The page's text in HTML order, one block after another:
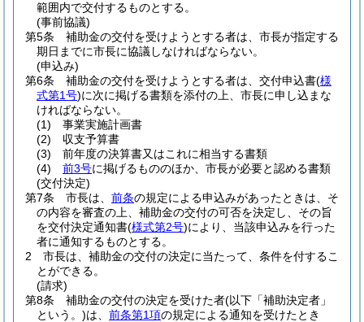
範囲内で交付するものとする。
(事前協議)
第5条
補助金の交付を受けようとする者は、市長が指定する
期日までに市長に協議しなければならない。
(申込み)
第6条
補助金の交付を受けようとする者は、交付申込書(様
式第1号)に次に掲げる書類を添付の上、市長に申し込まな
ければならない。
(1)
事業実施計画書
(2)
収支予算書
(3)
前年度の決算書又はこれに相当する書類
(4)
前3号に掲げるもののほか、市長が必要と認める書類
(交付決定)
第7条
市長は、 前条の規定による申込みがあったときは、そ
の内容を審査の上、補助金の交付の可否を決定し、その旨
を交付決定通知書(様式第2号)により、当該申込みを行った
者に通知するものとする。
2
市長は、補助金の交付の決定に当たって、条件を付するこ
とができる。
(請求)
第8条
補助金の交付の決定を受けた者(以下「補助決定者」
という。)は、 前条第1項の規定による通知を受けたとき